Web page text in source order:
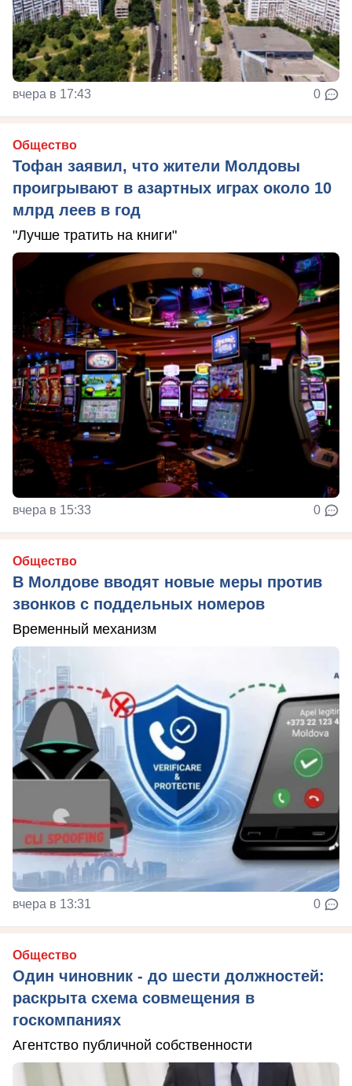
вчера в 17:43 0
Общество
Тофан заявил, что жители Молдовы
проигрывают в азартных играх около 10
млрд леев в год
"Лучше тратить на книги"
вчера в 15:33 0
Общество
В Молдове вводят новые меры против
звонков с поддельных номеров
Временный механизм
вчера в 13:31 0
Общество
Один чиновник - до шести должностей:
раскрыта схема совмещения в
госкомпаниях
Агентство публичной собственности